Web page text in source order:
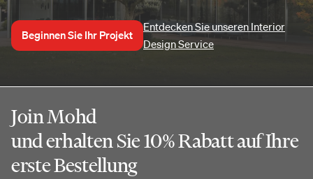
Beginnen Sie Ihr Projekt
Entdecken Sie unseren Interior
Design Service
Join Mohd
und erhalten Sie 10% Rabatt auf Ihre
erste Bestellung